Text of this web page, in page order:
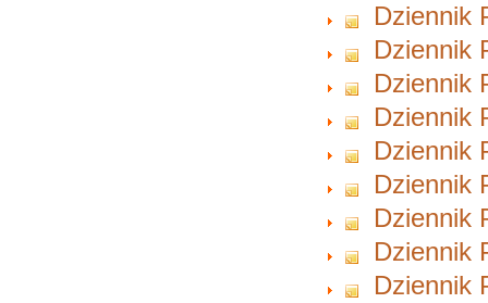
Dziennik
Dziennik
Dziennik
Dziennik
Dziennik
Dziennik
Dziennik
Dziennik
Dziennik